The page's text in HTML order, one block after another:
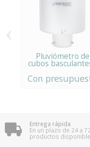
Pluviómetro de
cubos
Con
Entrega rápida
En un plazo de 24 a
productos